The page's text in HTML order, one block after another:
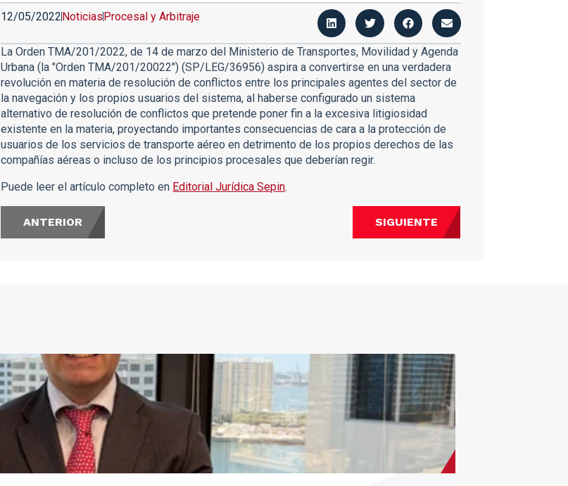
12/05/2022NoticiasProcesal y Arbitraje
La Orden TMA/201/2022, de 14 de marzo del Ministerio de Transportes, Movilidad y Agenda
Urbana (la "Orden TMA/201/20022") (SP/LEG/36956) aspira a convertirse en una verdadera
revolución en materia de resolución de conflictos entre los principales agentes del sector de
la navegación y los propios usuarios del sistema, al haberse configurado un sistema
alternativo de resolución de conflictos que pretende poner fin a la excesiva litigiosidad
existente en la materia, proyectando importantes consecuencias de cara a la protección de
usuarios de los servicios de transporte aéreo en detrimento de los propios derechos de las
compañías aéreas o incluso de los principios procesales que deberían regir.
Puede leer el artículo completo en Editorial Jurídica Sepin.
ANTERIOR SIGUIENTE